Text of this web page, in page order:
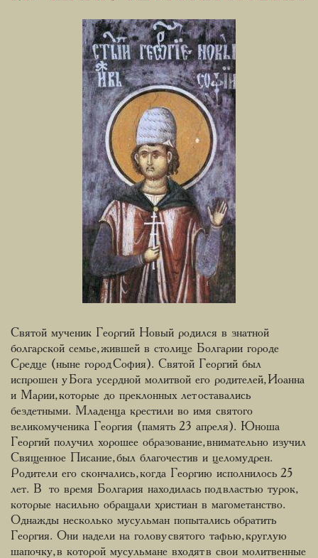
Святой мученик Георгий Новый родился в знатной
болгарской семье, жившей в столице Болгарии городе
Средце (ныне город София). Святой Георгий был
испрошен у Бога усердной молитвой его родителей, Иоанна
и Марии, которые до преклонных лет оставались
бездетными. Младенца крестили во имя святого
великомученика Георгия (память 23 апреля). Юноша
Георгий получил хорошее образование, внимательно изучил
Священное Писание, был благочестив и целомудрен.
Родители его скончались, когда Георгию исполнилось 25
лет. В то время Болгария находилась под властью турок,
которые насильно обращали христиан в магометанство.
Однажды несколько мусульман попытались обратить
Георгия. Они надели на голову святого тафью, круглую
шапочку, в которой мусульмане входят в свои молитвенные